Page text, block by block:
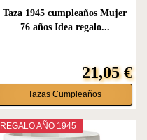
Taza 1945 cumpleaños Mujer
76 años Idea regalo...
21,05 €
Tazas Cumpleaños
REGALO AÑO 1945